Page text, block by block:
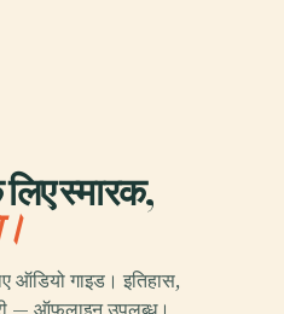
स्मारक,
ऑडियो गाइड। इतिहास,
— ऑफलाइन उपलब्ध।